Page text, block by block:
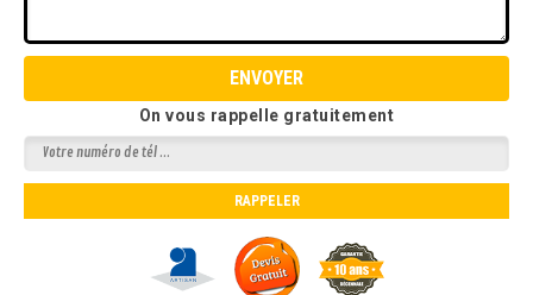
On vous rappelle gratuitement